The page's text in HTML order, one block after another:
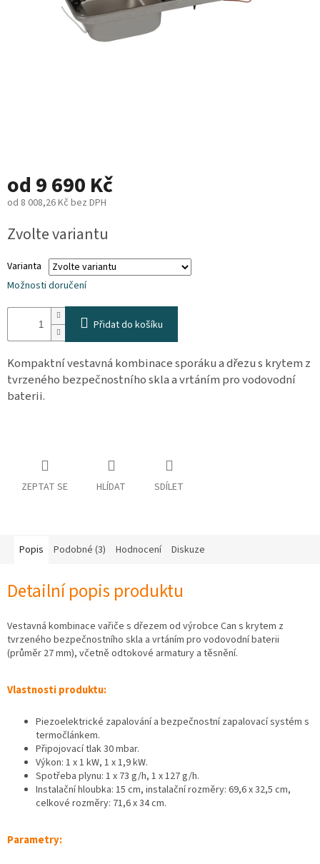
Dárkové
Kontakty
O
nás
Podmínky
ochrany
osobních
údajů
Obchodní
podmínky
Bonusový
Karavánek
Přihlášení
od 9 690 Kč
od 8 008,26 Kč bez DPH
cena:
Zvolte variantu
Varianta
Možnosti doručení
Přidat do košíku
Kompaktní vestavná kombinace sporáku a dřezu s krytem z
tvrzeného bezpečnostního skla a vrtáním pro vodovodní
baterii.
ZEPTAT SE HLÍDAT SDÍLET
Popis Podobné (3) Hodnocení Diskuze
Detailní popis produktu
Vestavná kombinace vařiče s dřezem od výrobce Can s krytem z
tvrzeného bezpečnostního skla a vrtáním pro vodovodní baterii
(průměr 27 mm), včetně odtokové armatury a těsnění.
Vlastnosti produktu:
Piezoelektrické zapalování a bezpečnostní zapalovací systém s
termočlánkem.
Připojovací tlak 30 mbar.
Výkon: 1 x 1 kW, 1 x 1,9 kW.
Spotřeba plynu: 1 x 73 g/h, 1 x 127 g/h.
Instalační hloubka: 15 cm, instalační rozměry: 69,6 x 32,5 cm,
celkové rozměry: 71,6 x 34 cm.
Parametry: